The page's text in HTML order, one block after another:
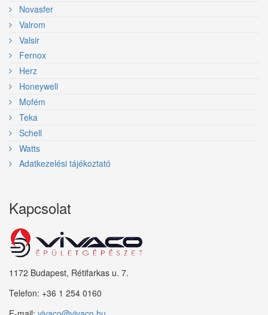
Novasfer
Valrom
Valsir
Fernox
Herz
Honeywell
Mofém
Teka
Schell
Watts
Adatkezelési tájékoztató
Kapcsolat
1172 Budapest, Rétifarkas u. 7.
Telefon: +36 1 254 0160